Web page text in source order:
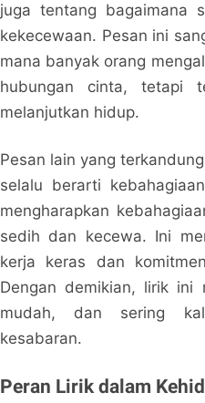
juga tentang bagaimana
kekecewaan. Pesan ini
mana banyak orang
hubungan cinta, tetapi
melanjutkan hidup.
Pesan lain yang
selalu berarti
mengharapkan
sedih dan kecewa. Ini
kerja keras dan
Dengan demikian, lirik ini
mudah, dan sering
kesabaran.
Peran Lirik dalam